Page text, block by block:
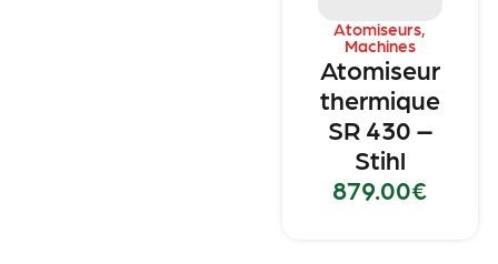
Atomiseurs,
Machines
Atomiseur
thermique
SR 430 –
Stihl
879.00€